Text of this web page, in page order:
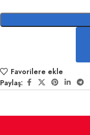
Favorilere ekle
Paylaş: